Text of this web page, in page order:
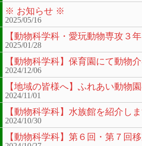
※ お知らせ ※
2025/05/16
【動物科学科・愛玩動物専攻３
2025/01/28
【動物科学科】保育園にて動物
2024/12/06
【地域の皆様へ】ふれあい動物
2024/11/01
【動物科学科】水族館を紹介し
2024/10/30
【動物科学科】第６回・第７回